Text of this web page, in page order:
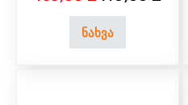
ნახვა